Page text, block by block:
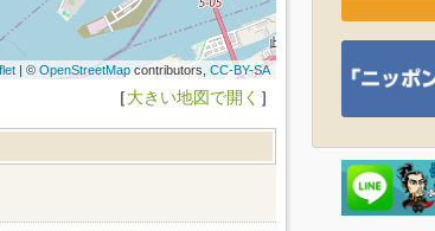
| © OpenStreetMapcontributors, CC-BY-SA
［大きい地図で開く ］